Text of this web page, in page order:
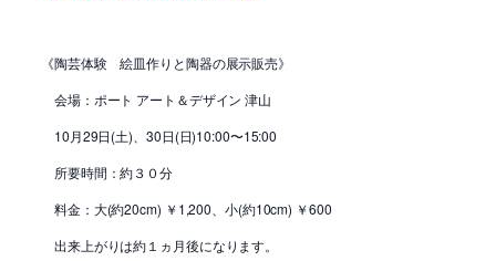
《陶芸体験 絵皿作りと陶器の展示販売》
会場：ポート アート＆デザイン 津山
10月29日(土)、30日(日)10:00〜15:00
所要時間：約３０分
料金：大(約20cm) ￥1,200、小(約10cm) ￥600
出来上がりは約１ヵ月後になります。